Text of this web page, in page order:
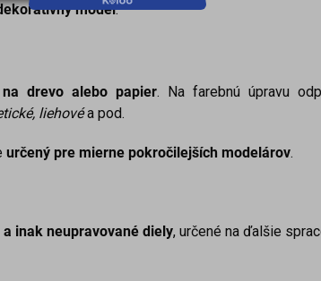
model.
drevo alebo papier. Na farebnú úpravu
liehovéa pod.
určený pre mierne pokročilejších modelárov.
inak neupravované diely, určené na ďalšie